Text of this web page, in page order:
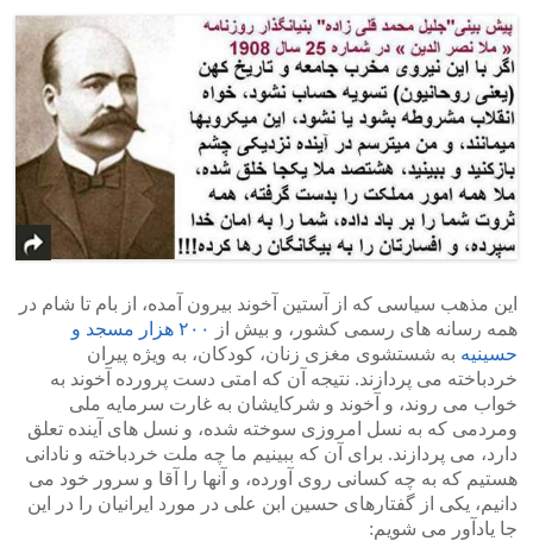
این مذهب سیاسی که از آستین آخوند بیرون آمده، از بام تا شام در
همه رسانه های رسمی کشور، و بیش از
۲۰۰ هزار مسجد و
حسینیه به شستشوی مغزی زنان، کودکان، به ویژه پیران
خردباخته می پردازند. نتیجه آن که امتی دست پرورده آخوند به
خواب می روند، و آخوند و شرکایشان به غارت سرمایه ملی
ومردمی که به نسل امروزی سوخته شده، و نسل های آینده تعلق
دارد، می پردازند. برای آن که ببینیم ما چه ملت خردباخته و نادانی
هستیم که به چه کسانی روی آورده، و آنها را آقا و سرور خود می
دانیم، یکی از گفتارهای حسین ابن علی در مورد ایرانیان را در این
جا یادآور می شویم: